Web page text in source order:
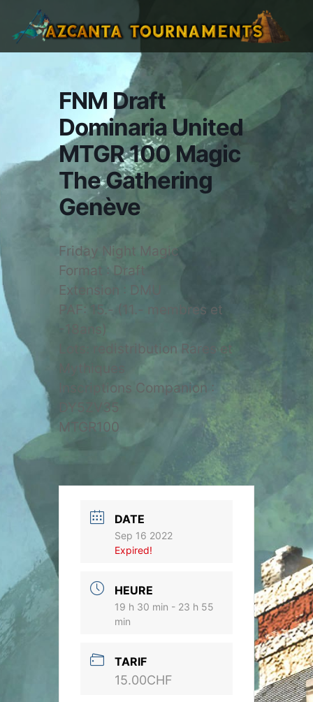
FNM Draft
Dominaria United
MTGR 100 Magic
The Gathering
Genève
Friday Night Magic
Format : Draft
Extension : DMU
PAF: 15.- (11.- membres et
Lots: redistribution Rares et
Inscriptions Companion :
DY5ZV35
MTGR100
DATE
Sep 16 2022
Expired!
HEURE
19 h 30 min - 23 h 55
min
TARIF
15.00CHF